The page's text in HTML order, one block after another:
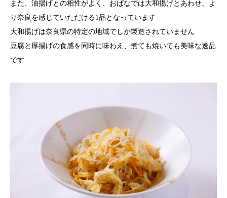
また、油揚げとの相性がよく、おばなでは大和揚げとあわせ、よ
り奈良を感じていただける1品となっています
大和揚げは奈良県の特定の地域でしか製造されていません
豆腐と厚揚げの食感を同時に味わえ、煮ても焼いても美味な逸品
です